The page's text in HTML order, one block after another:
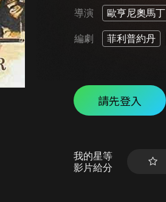
導演 歐亨尼奧馬丁
編劇 菲利普約丹
請先登入
我的星等
影片給分